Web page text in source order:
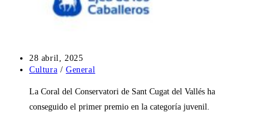
Publicación
de
entrada:
28 abril, 2025
Categoría
la
entrada:
Cultura / General
La Coral del Conservatori de Sant Cugat del Vallés ha
conseguido el primer premio en la categoría juvenil.